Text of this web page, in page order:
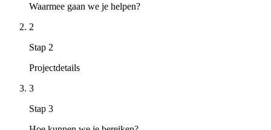
Waarmee gaan we je helpen?
2
Stap 2
Projectdetails
3
Stap 3